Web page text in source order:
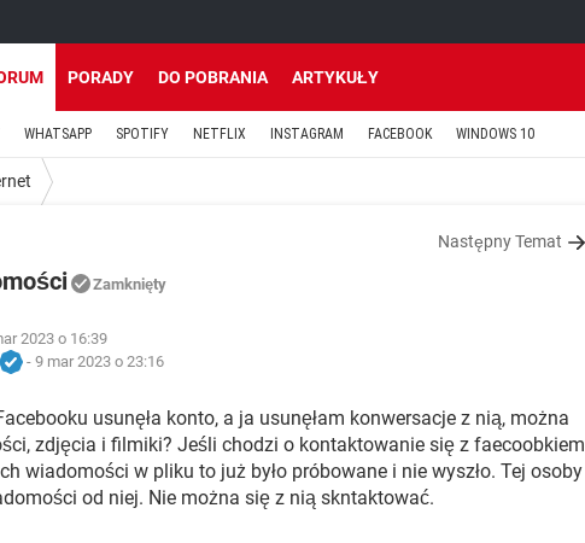
PORADY DO POBRANIA ARTYKUŁY
WHATSAPP SPOTIFY NETFLIX INSTAGRAM FACEBOOK WINDOWS 10
Następny Temat
Zamknięty
2023 o 16:39
- 9 mar 2023 o 23:16
usunęła konto, a ja usunęłam konwersacje z nią, można
zdjęcia i filmiki? Jeśli chodzi o kontaktowanie się z faecoobkiem
wiadomości w pliku to już było próbowane i nie wyszło. Tej osoby
od niej. Nie można się z nią skntaktować.